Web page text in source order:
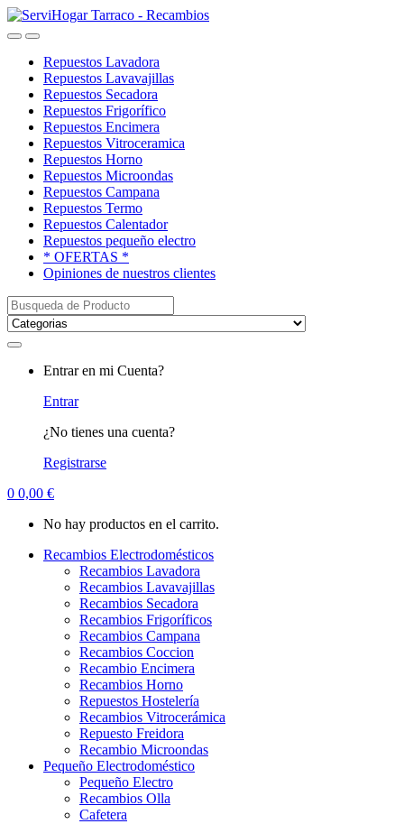
Saltar
a
saltar
al
OpenClose
Repuestos Lavadora
Repuestos Lavavajillas
Repuestos Secadora
Repuestos Frigorífico
Repuestos Encimera
Repuestos Vitroceramica
Repuestos Horno
Repuestos Microondas
Repuestos Campana
Repuestos Termo
Repuestos Calentador
Repuestos pequeño electro
* OFERTAS *
Opiniones de nuestros clientes
Buscar:
Entrar en mi Cuenta?
Entrar
¿No tienes una cuenta?
Registrarse
0 0,00 €
No hay productos en el carrito.
Recambios Electrodomésticos
Recambios Lavadora
Recambios Lavavajillas
Recambios Secadora
Recambios Frigoríficos
Recambios Campana
Recambios Coccion
Recambio Encimera
Recambios Horno
Repuestos Hostelería
Recambios Vitrocerámica
Repuesto Freidora
Recambio Microondas
Pequeño Electrodoméstico
Pequeño Electro
Recambios Olla
Cafetera